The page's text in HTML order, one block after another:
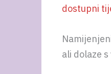
dostupni
ali dolaze